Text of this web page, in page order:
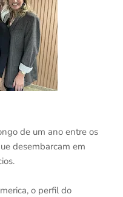
de um ano entre os
desembarcam em
o perfil do